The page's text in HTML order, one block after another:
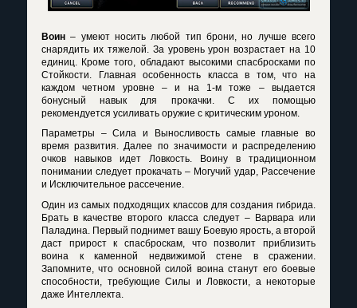
Воин – умеют носить любой тип брони, но лучше всего
снарядить их тяжелой. За уровень урон возрастает на 10
единиц. Кроме того, обладают высокими спасбросками по
Стойкости. Главная особенность класса в том, что на
каждом четном уровне – и на 1-м тоже – выдается
бонусный навык для прокачки. С их помощью
рекомендуется усиливать оружие с критическим уроном.
Параметры – Сила и Выносливость самые главные во
время развития. Далее по значимости и распределению
очков навыков идет Ловкость. Воину в традиционном
понимании следует прокачать – Могучий удар, Рассечение
и Исключительное рассечение.
Один из самых подходящих классов для создания гибрида.
Брать в качестве второго класса следует – Варвара или
Паладина. Первый поднимет вашу Боевую ярость, а второй
даст прирост к спасброскам, что позволит приблизить
воина к каменной недвижимой стене в сражении.
Запомните, что основной силой воина станут его боевые
способности, требующие Силы и Ловкости, а некоторые
даже Интеллекта.